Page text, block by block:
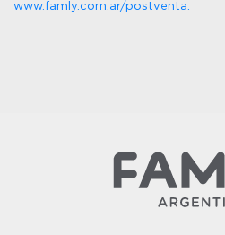
www.famly.com.ar/postventa.